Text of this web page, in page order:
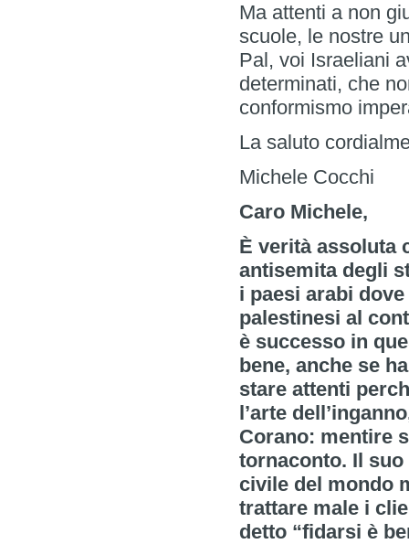
Ma attenti a non
scuole, le nostre
Pal, voi Israeliani
determinati, che
conformismo
La saluto
Michele Cocchi
Caro Michele,
È verità assoluta
antisemita degli
i paesi arabi
palestinesi al
è successo in
bene, anche se
stare attenti
l’arte
Corano: mentire
tornaconto. Il
civile del mondo
trattare male i
detto “fidarsi è